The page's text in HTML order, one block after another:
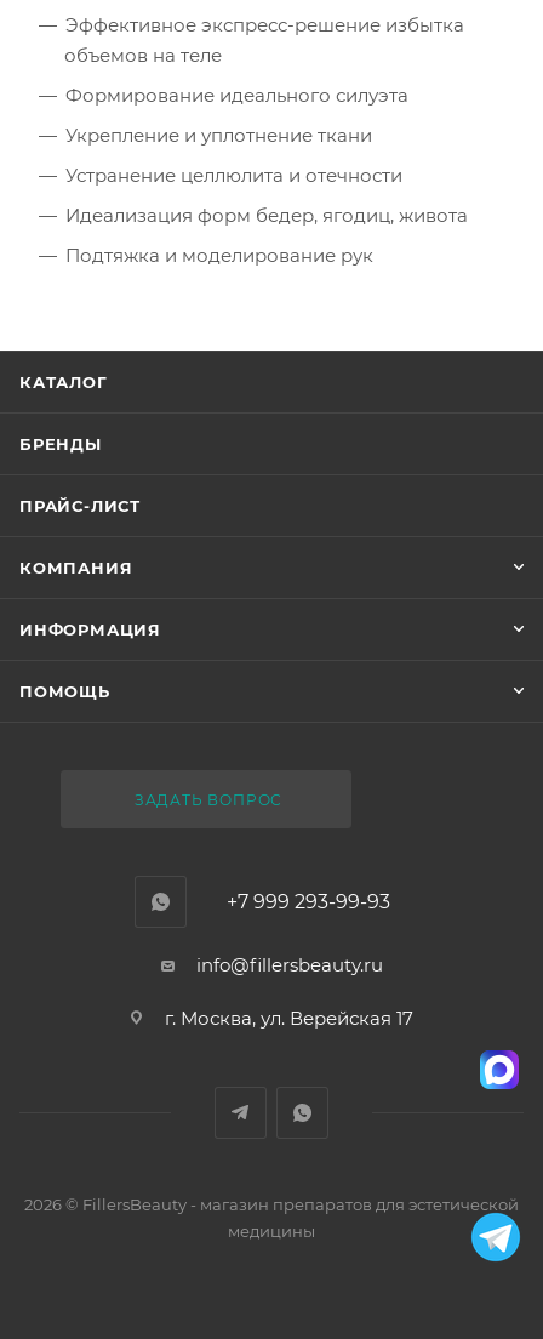
Эффективное экспресс-решение избытка
объемов на теле
Формирование идеального силуэта
Укрепление и уплотнение ткани
Устранение целлюлита и отечности
Идеализация форм бедер, ягодиц, живота
Подтяжка и моделирование рук
КАТАЛОГ
БРЕНДЫ
ПРАЙС-ЛИСТ
КОМПАНИЯ
ИНФОРМАЦИЯ
ПОМОЩЬ
ЗАДАТЬ ВОПРОС
+7 999 293-99-93
info@fillersbeauty.ru
г. Москва, ул. Верейская 17
2026 © FillersBeauty - магазин препаратов для эстетической
медицины